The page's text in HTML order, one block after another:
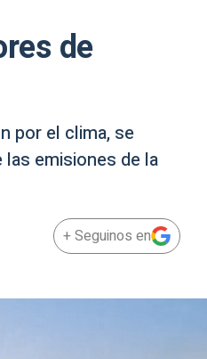
de
por el clima, se
emisiones de la
+ Seguinos en